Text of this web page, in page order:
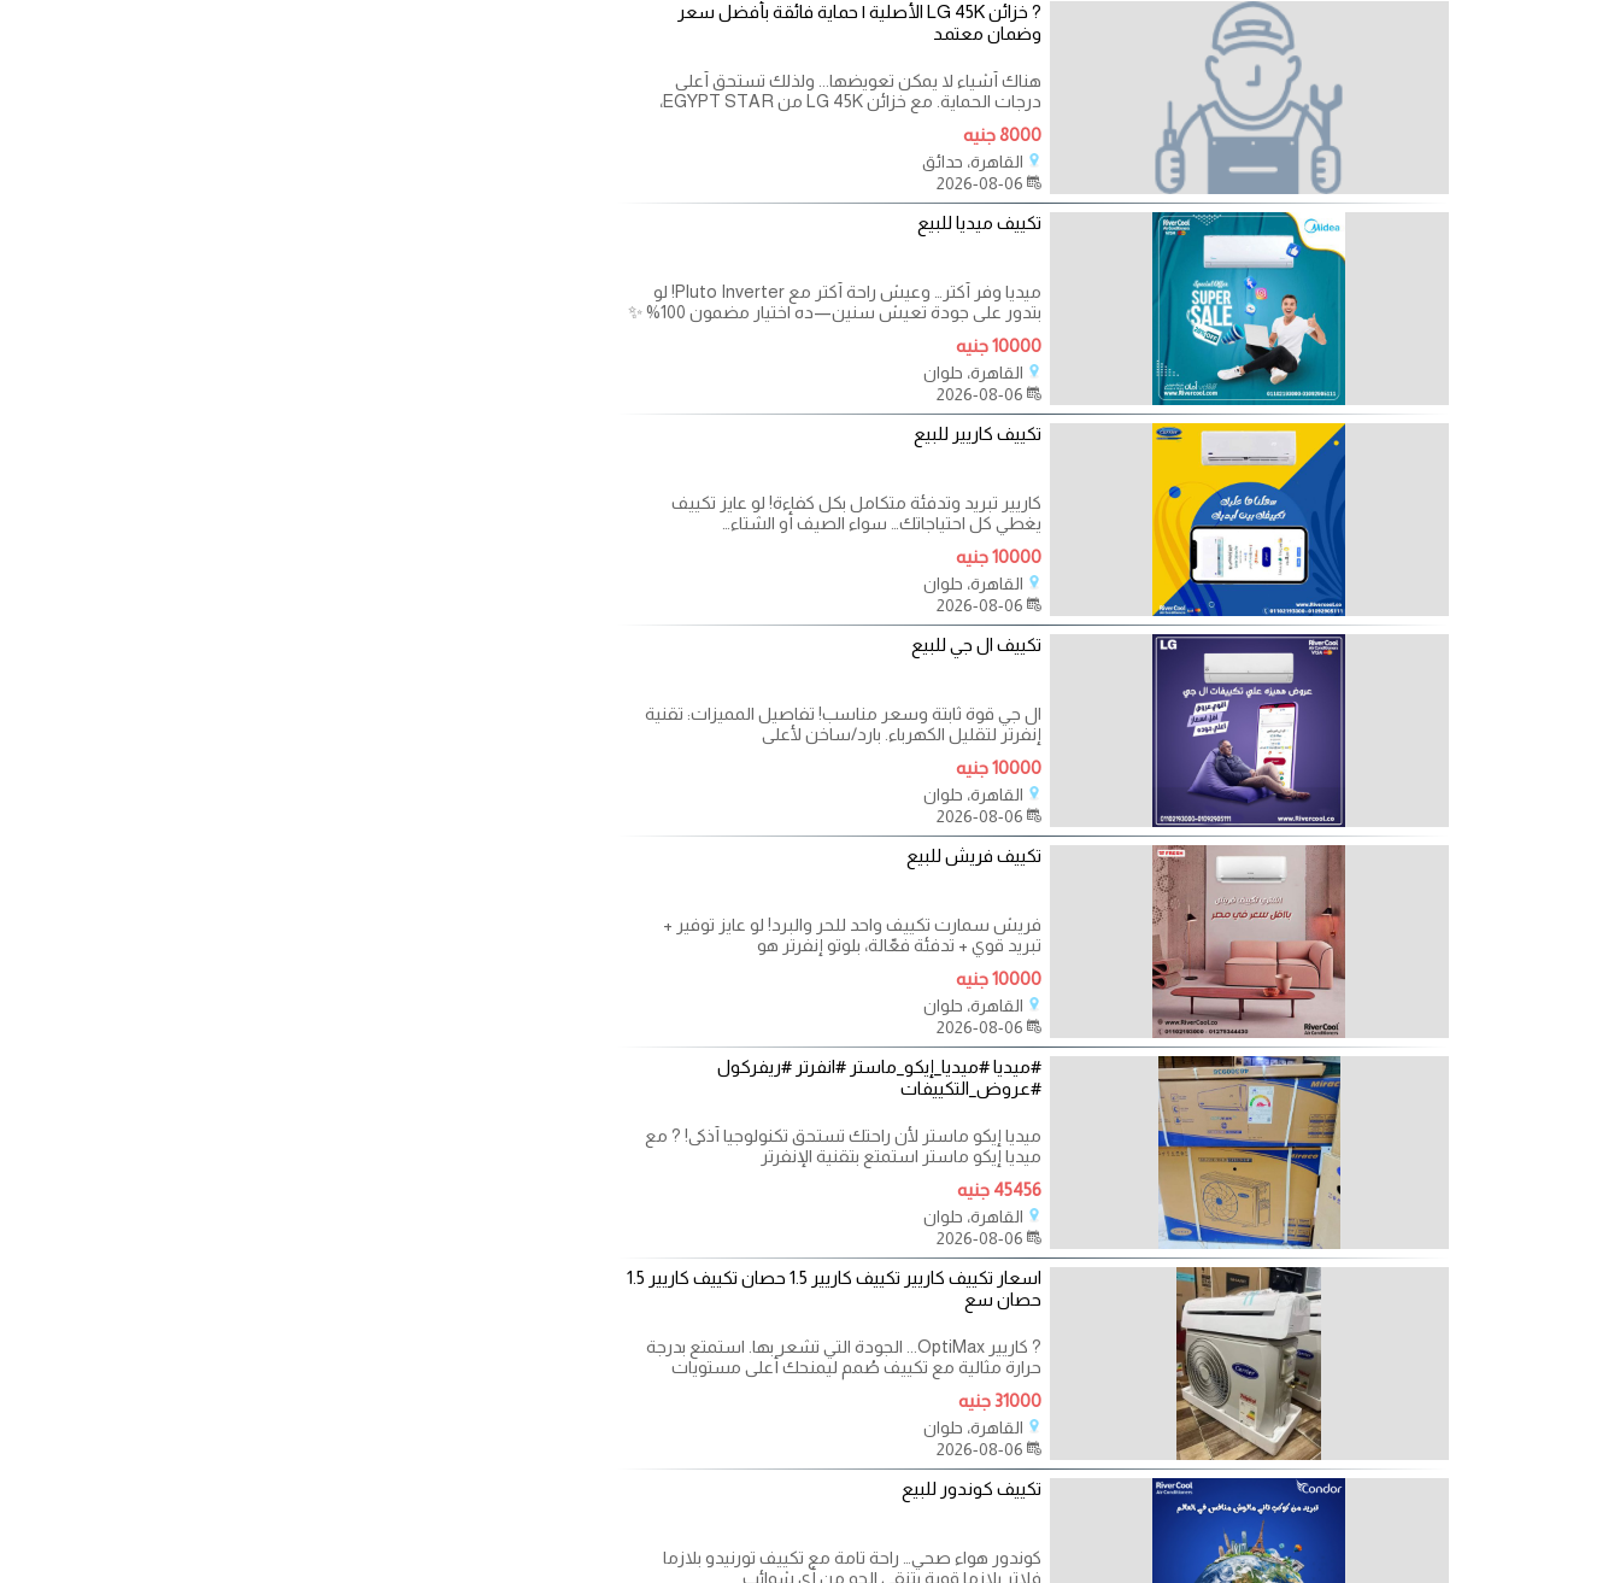
? خزائن LG 45K الأصلية | حماية فائقة بأفضل سعر
وضمان معتمد
هناك أشياء لا يمكن تعويضها... ولذلك تستحق أعلى
درجات الحماية. مع خزائن LG 45K من EGYPT STAR،
ستحصل على
8000 جنيه
القاهرة، حدائق
تكييف ميديا للبيع
ميديا وفر أكتر… وعيش راحة أكتر مع Pluto Inverter! لو
بتدور على جودة تعيش سنين—ده اختيار مضمون 100% ✨
10000 جنيه
القاهرة، حلوان
تكييف كاريير للبيع
كاريير تبريد وتدفئة متكامل بكل كفاءة! لو عايز تكييف
يغطي كل احتياجاتك… سواء الصيف أو الشتاء…
10000 جنيه
القاهرة، حلوان
تكييف ال جي للبيع
ال جي قوة ثابتة وسعر مناسب! تفاصيل المميزات: تقنية
إنفرتر لتقليل الكهرباء. بارد/ساخن لأعلى
10000 جنيه
القاهرة، حلوان
تكييف فريش للبيع
فريش سمارت تكييف واحد للحر والبرد! لو عايز توفير +
تبريد قوي + تدفئة فعّالة، بلوتو إنفرتر هو
10000 جنيه
القاهرة، حلوان
#ميديا #ميديا_إيكو_ماستر #انفرتر #ريفركول
#عروض_التكييفات
ميديا إيكو ماستر لأن راحتك تستحق تكنولوجيا أذكى! ? مع
ميديا إيكو ماستر استمتع بتقنية الإنفرتر
45456 جنيه
القاهرة، حلوان
اسعار تكييف كاريير تكييف كاريير 1.5 حصان تكييف كاريير 1.5
حصان سع
? كاريير OptiMax... الجودة التي تشعر بها. استمتع بدرجة
حرارة مثالية مع تكييف صُمم ليمنحك أعلى مستويات
31000 جنيه
القاهرة، حلوان
تكييف كوندور للبيع
كوندور هواء صحي… راحة تامة مع تكييف تورنيدو بلازما
فلاتر بلازما قوية بتنقي الجو من أي شوائب